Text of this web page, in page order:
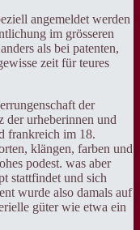
angemeldet werden
im grösseren
als bei patenten,
zeit für teures
der
der urheberinnen und
frankreich im 18.
klängen, farben und
podest. was aber
stattfindet und sich
wurde also damals auf
güter wie etwa ein